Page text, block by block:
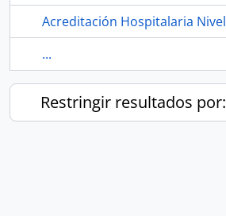
...
Restringir resultados por: